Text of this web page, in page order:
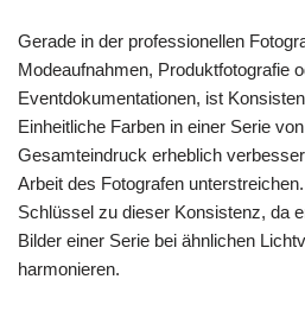
Gerade in der professionellen
Modeaufnahmen, Produktfotografie
Eventdokumentationen, ist
Einheitliche Farben in einer Serie
Gesamteindruck erheblich
Arbeit des Fotografen
Schlüssel zu dieser Konsistenz, da
Bilder einer Serie bei ähnlichen
harmonieren.